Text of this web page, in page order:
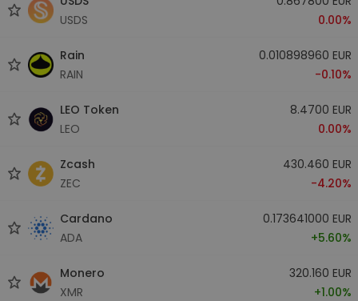
USDS
0.00%
Rain
RAIN
0.010898960 EUR
-0.10%
LEO Token
LEO
8.4700 EUR
0.00%
Zcash
ZEC
430.460 EUR
-4.20%
Cardano
ADA
0.173641000 EUR
+5.60%
Monero
XMR
320.160 EUR
+1.00%